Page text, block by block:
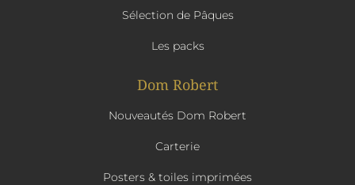
Sélection de Pâques
Les packs
Dom Robert
Nouveautés Dom Robert
Carterie
Posters & toiles imprimées